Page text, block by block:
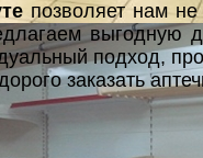
позволяет нам не
выгодную
подход,
заказать